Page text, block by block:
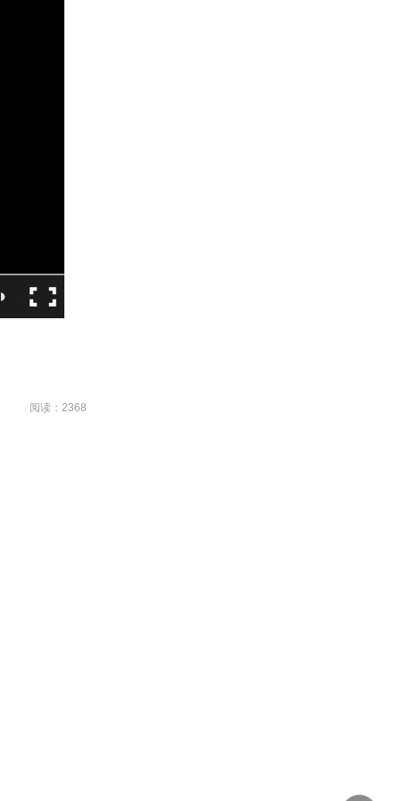
阅读：2368